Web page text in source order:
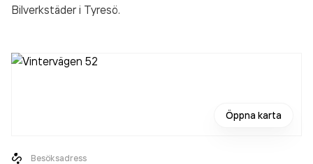
Bilverkstäderi Tyresö.
Öppna karta
Besöksadress